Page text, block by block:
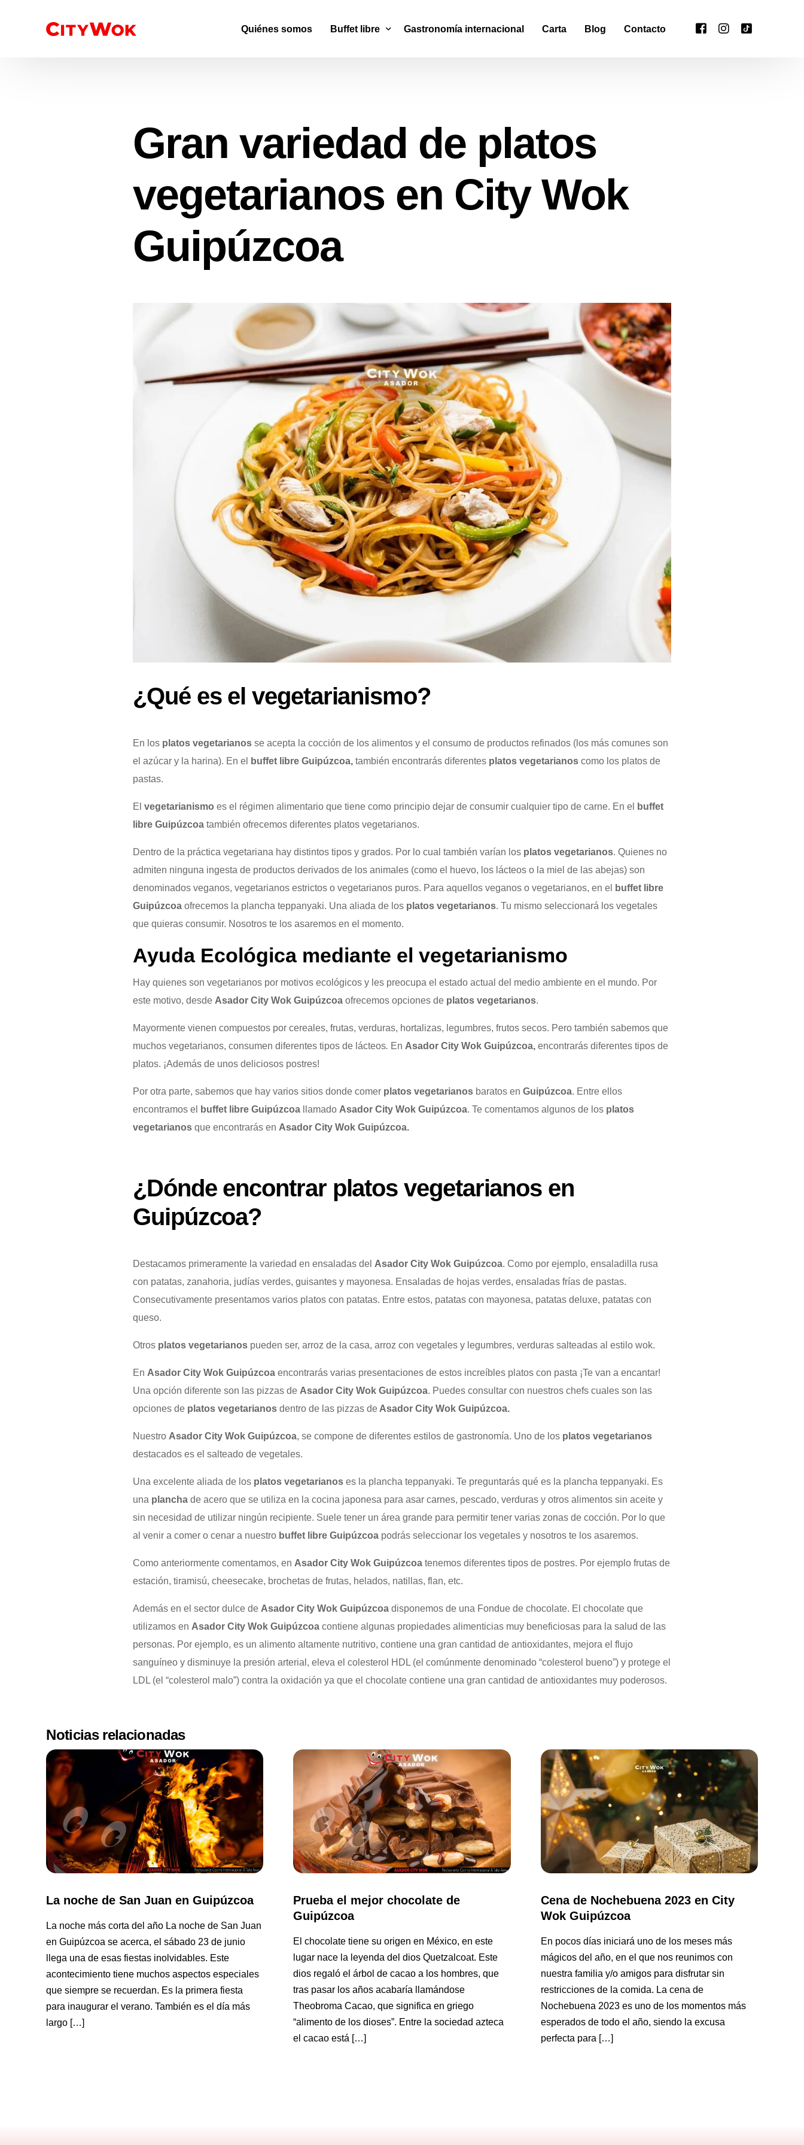
Quiénes somos Buffet libre
Parrilla Argentina
Gastronomía internacional Carta Blog Contacto
Gran variedad de platos
vegetarianos en City Wok
Guipúzcoa
¿Qué es el vegetarianismo?
En los platos vegetarianos se acepta la cocción de los alimentos y el consumo de productos refinados (los más comunes son
el azúcar y la harina). En el
buffet libre Guipúzcoa, también encontrarás diferentes platos vegetarianos como los platos de
pastas.
El vegetarianismo es el régimen alimentario que tiene como principio dejar de consumir cualquier tipo de carne. En el
buffet
libre Guipúzcoa también ofrecemos diferentes platos vegetarianos.
Dentro de la práctica vegetariana hay distintos tipos y grados. Por lo cual también varían los platos vegetarianos. Quienes no
admiten ninguna ingesta de productos derivados de los animales (como el huevo, los lácteos o la miel de las abejas) son
denominados veganos, vegetarianos estrictos o vegetarianos puros. Para aquellos veganos o vegetarianos, en el
buffet libre
Guipúzcoa ofrecemos la plancha teppanyaki. Una aliada de los platos vegetarianos. Tu mismo seleccionará los vegetales
que quieras consumir. Nosotros te los asaremos en el momento.
Ayuda Ecológica mediante el vegetarianismo
Hay quienes son vegetarianos por motivos ecológicos y les preocupa el estado actual del medio ambiente en el mundo. Por
este motivo, desde Asador City Wok Guipúzcoa ofrecemos opciones de platos vegetarianos.
Mayormente vienen compuestos por cereales, frutas, verduras, hortalizas, legumbres, frutos secos. Pero también sabemos que
muchos vegetarianos, consumen diferentes tipos de lácteos. En Asador City Wok Guipúzcoa, encontrarás diferentes tipos de
platos. ¡Además de unos deliciosos postres!
Por otra parte, sabemos que hay varios sitios donde comer platos vegetarianos baratos en Guipúzcoa. Entre ellos
encontramos el
buffet libre Guipúzcoa llamado Asador City Wok Guipúzcoa. Te comentamos algunos de los platos
vegetarianos que encontrarás en Asador City Wok Guipúzcoa.
¿Dónde encontrar platos vegetarianos en
Guipúzcoa?
Destacamos primeramente la variedad en ensaladas del Asador City Wok Guipúzcoa. Como por ejemplo, ensaladilla rusa
con patatas, zanahoria, judías verdes, guisantes y mayonesa. Ensaladas de hojas verdes, ensaladas frías de pastas.
Consecutivamente presentamos varios platos con patatas. Entre estos, patatas con mayonesa, patatas deluxe, patatas con
queso.
Otros platos vegetarianos pueden ser, arroz de la casa, arroz con vegetales y legumbres, verduras salteadas al estilo wok.
En Asador City Wok Guipúzcoa encontrarás varias presentaciones de estos increíbles platos con pasta ¡Te van a encantar!
Una opción diferente son las pizzas de Asador City Wok Guipúzcoa. Puedes consultar con nuestros chefs cuales son las
opciones de platos vegetarianos dentro de las pizzas de Asador City Wok Guipúzcoa.
Nuestro Asador City Wok Guipúzcoa, se compone de diferentes estilos de gastronomía. Uno de los platos vegetarianos
destacados es el salteado de vegetales.
Una excelente aliada de los platos vegetarianos es la plancha teppanyaki. Te preguntarás qué es la plancha teppanyaki. Es
una plancha de acero que se utiliza en la cocina japonesa para asar carnes, pescado, verduras y otros alimentos sin aceite y
sin necesidad de utilizar ningún recipiente. Suele tener un área grande para permitir tener varias zonas de cocción. Por lo que
al venir a comer o cenar a nuestro buffet libre Guipúzcoa podrás seleccionar los vegetales y nosotros te los asaremos.
Como anteriormente comentamos, en Asador City Wok Guipúzcoa tenemos diferentes tipos de postres. Por ejemplo frutas de
estación, tiramisú, cheesecake, brochetas de frutas, helados, natillas, flan, etc.
Además en el sector dulce de Asador City Wok Guipúzcoa disponemos de una Fondue de chocolate. El chocolate que
utilizamos en Asador City Wok Guipúzcoa contiene algunas propiedades alimenticias muy beneficiosas para la salud de las
personas. Por ejemplo, es un alimento altamente nutritivo, contiene una gran cantidad de antioxidantes, mejora el flujo
sanguíneo y disminuye la presión arterial, eleva el colesterol HDL (el comúnmente denominado “colesterol bueno”) y protege el
LDL (el “colesterol malo”) contra la oxidación ya que el chocolate contiene una gran cantidad de antioxidantes muy poderosos.
Noticias relacionadas
La noche de San Juan en Guipúzcoa
La noche más corta del año La noche de San Juan
en Guipúzcoa se acerca, el sábado 23 de junio
llega una de esas fiestas inolvidables. Este
acontecimiento tiene muchos aspectos especiales
que siempre se recuerdan. Es la primera fiesta
para inaugurar el verano. También es el día más
largo […]
Prueba el mejor chocolate de
Guipúzcoa
El chocolate tiene su origen en México, en este
lugar nace la leyenda del dios Quetzalcoat. Este
dios regaló el árbol de cacao a los hombres, que
tras pasar los años acabaría llamándose
Theobroma Cacao, que significa en griego
“alimento de los dioses”. Entre la sociedad azteca
el cacao está […]
Cena de Nochebuena 2023 en City
Wok Guipúzcoa
En pocos días iniciará uno de los meses más
mágicos del año, en el que nos reunimos con
nuestra familia y/o amigos para disfrutar sin
restricciones de la comida. La cena de
Nochebuena 2023 es uno de los momentos más
esperados de todo el año, siendo la excusa
perfecta para […]